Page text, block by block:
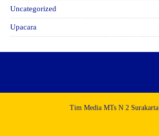
Uncategorized
Upacara
Tim Media MTs N 2 Surakarta